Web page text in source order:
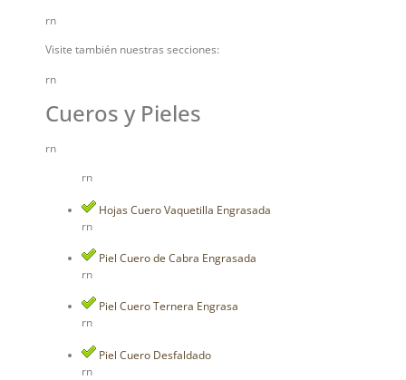
rn
Visite también nuestras secciones:
rn
Cueros y Pieles
rn
rn
Hojas Cuero Vaquetilla Engrasada
rn
Piel Cuero de Cabra Engrasada
rn
Piel Cuero Ternera Engrasa
rn
Piel Cuero Desfaldado
rn